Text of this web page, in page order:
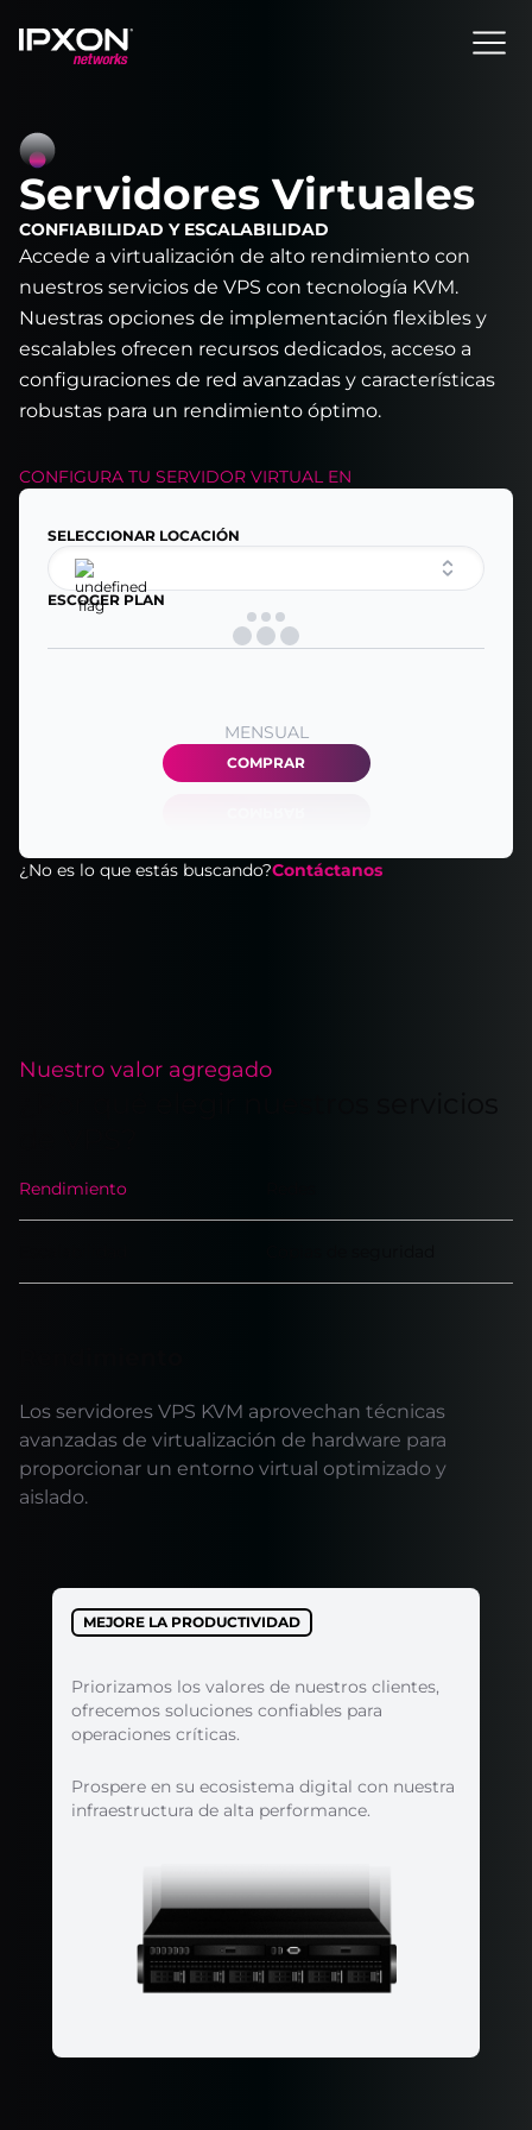
Header
Servidores Virtuales
CONFIABILIDAD Y ESCALABILIDAD
Accede a virtualización de alto rendimiento con
nuestros servicios de VPS con tecnología KVM.
Nuestras opciones de implementación flexibles y
escalables ofrecen recursos dedicados, acceso a
configuraciones de red avanzadas y características
robustas para un rendimiento óptimo.
CONFIGURA TU SERVIDOR VIRTUAL EN
SELECCIONAR LOCACIÓN
ESCOGER PLAN
MENSUAL
COMPRAR
¿No es lo que estás buscando?Contáctanos
Nuestro valor agregado
Rendimiento
Los servidores VPS KVM aprovechan técnicas
avanzadas de virtualización de hardware para
proporcionar un entorno virtual optimizado y
aislado.
MEJORE LA PRODUCTIVIDAD
Priorizamos los valores de nuestros clientes,
ofrecemos soluciones confiables para
operaciones críticas.
Prospere en su ecosistema digital con nuestra
infraestructura de alta performance.